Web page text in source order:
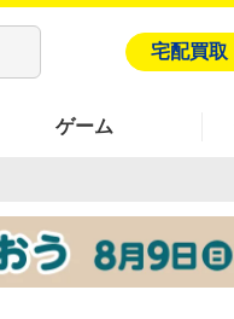
宅配買取
ゲーム